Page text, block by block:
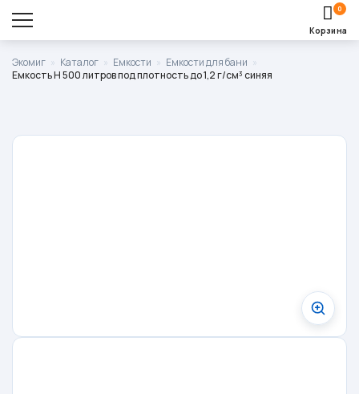
Оставить заявку
Корзина
0
Корзина пуста.
Экомиг » Каталог » Емкости » Емкости для бани »
Емкость H 500 литров под плотность до 1,2 г/см³ синяя